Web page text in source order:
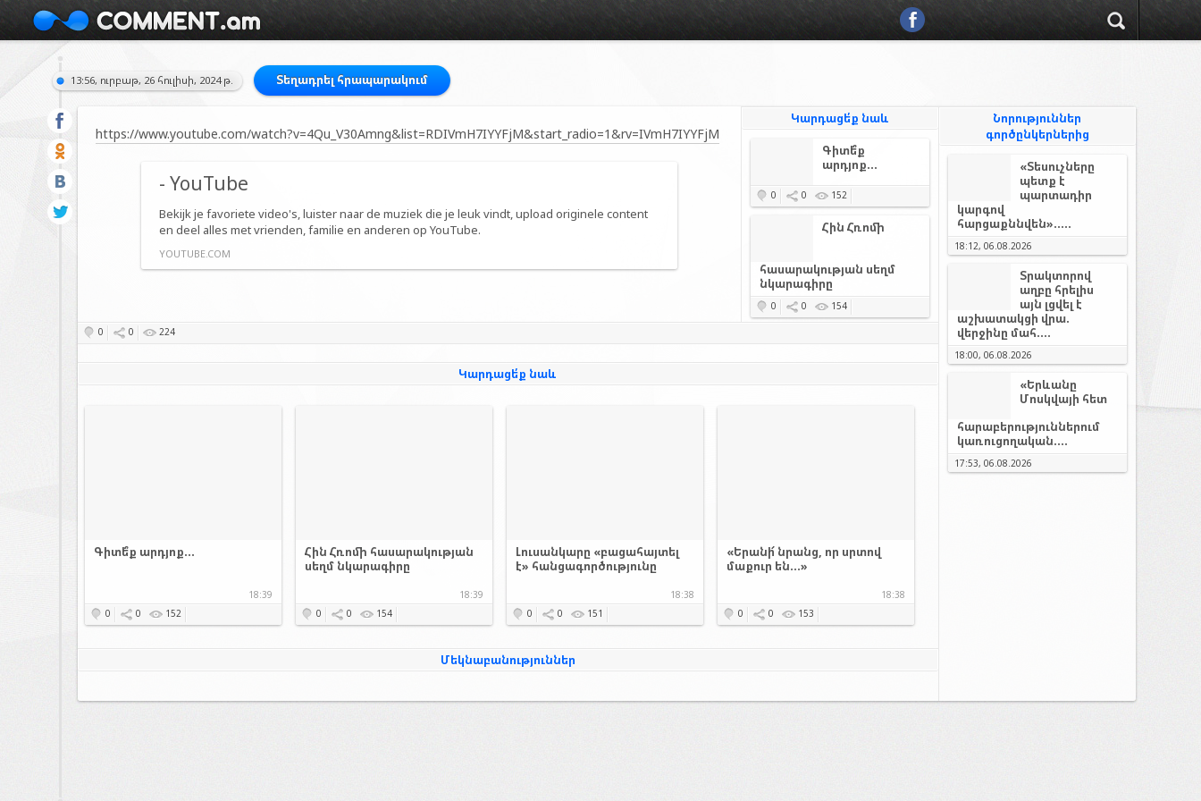
13:56, ուրբաթ, 26 հուլիսի, 2024 թ. Տեղադրել հրապարակում
Նորություններ
գործընկերներից
«Տեսուչները
պետք է
պարտադիր
կարգով
հարցաքննվեն».....
18:12, 06.08.2026
Տրակտորով
աղբը հրելիս
այն լցվել է
աշխատակցի վրա.
վերջինը մահ....
18:00, 06.08.2026
«Երևանը
Մոսկվայի հետ
հարաբերություններում
կառուցողական....
17:53, 06.08.2026
Կարդացե՛ք նաև
Գիտե՞ք
արդյոք...
0 0 152
Հին Հռոմի
հասարակության սեղմ
նկարագիրը
0 0 154
https://www.youtube.com/watch?v=4Qu_V30Amng&list=RDIVmH7IYYFjM&start_radio=1&rv=IVmH7IYYFjM
- YouTube
Bekijk je favoriete video's, luister naar de muziek die je leuk vindt, upload originele content
en deel alles met vrienden, familie en anderen op YouTube.
YOUTUBE.COM
0 0 224
Կարդացե՛ք նաև
Գիտե՞ք արդյոք...
18:39
0
0 152
Հին Հռոմի հասարակության
սեղմ նկարագիրը
18:39
0
0 154
Լուսանկարը «բացահայտել
է» հանցագործությունը
18:38
0
0 151
«Երանի՜ նրանց, որ սրտով
մաքուր են...»
18:38
0
0 153
Մեկնաբանություններ